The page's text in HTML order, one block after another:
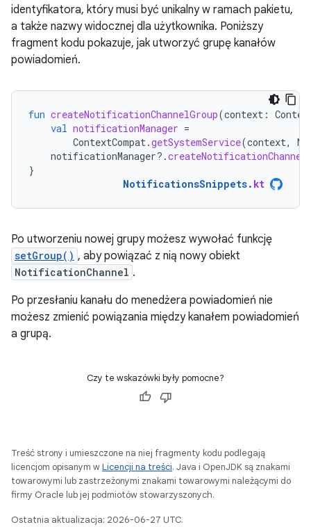
identyfikatora, który musi być unikalny w ramach pakietu,
a także nazwy widocznej dla użytkownika. Poniższy
fragment kodu pokazuje, jak utworzyć grupę kanałów
powiadomień.
fun createNotificationChannelGroup(context :
val notificationManager =
ContextCompat.getSystemService(context,
notificationManager?.
}
NotificationsSnippets. kt
Po utworzeniu nowej grupy możesz wywołać funkcję
setGroup() , aby powiązać z nią nowy obiekt
NotificationChannel .
Po przesłaniu kanału do menedżera powiadomień nie
możesz zmienić powiązania między kanałem powiadomień
a grupą.
Czy te wskazówki były pomocne?
Treść strony i umieszczone na niej fragmenty kodu podlegają
licencjom opisanym wLicencji na treści. Java i OpenJDK są znakami
towarowymi lub zastrzeżonymi znakami towarowymi należącymi do
firmy Oracle lub jej podmiotów stowarzyszonych.
Ostatnia aktualizacja: 2026-06-27 UTC.